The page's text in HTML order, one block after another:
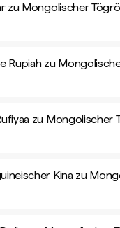
zu Mongolischer
Rupiah zu
zu Mongolischer
Kina zu